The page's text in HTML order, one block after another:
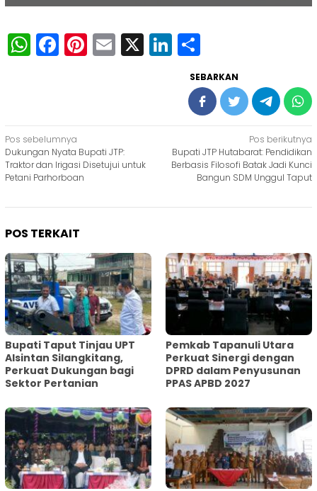
WhatsApp
Facebook
Pinterest
Email
X LinkedIn
SEBARKAN
Navigasi
pos
Pos sebelumnya
Dukungan Nyata Bupati JTP:
Traktor dan Irigasi Disetujui untuk
Petani Parhorboan
Pos berikutnya
Bupati JTP Hutabarat: Pendidikan
Berbasis Filosofi Batak Jadi Kunci
Bangun SDM Unggul Taput
POS TERKAIT
Bupati Taput Tinjau UPT
Alsintan Silangkitang,
Perkuat Dukungan bagi
Sektor Pertanian
Pemkab Tapanuli Utara
Perkuat Sinergi dengan
DPRD dalam Penyusunan
PPAS APBD 2027